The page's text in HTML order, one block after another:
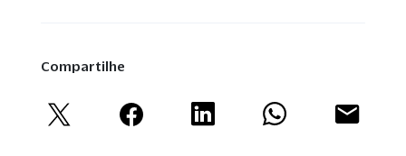
Compartilhe